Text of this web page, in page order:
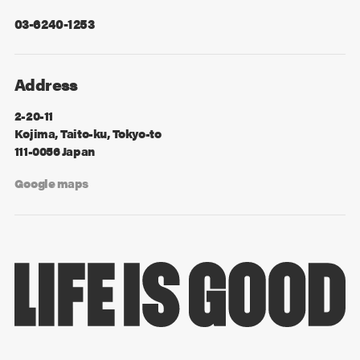
03-6240-1253
Address
2-20-11
Kojima, Taito-ku, Tokyo-to
111-0056 Japan
Google maps